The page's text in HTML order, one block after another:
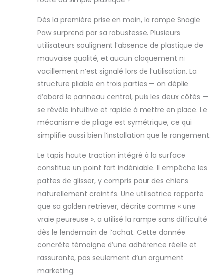
rampes de
Sécurité : la
surface du tapis
offre une bonne
adhérence sur
l'escalier de votre
chien et empêche
votre chien de
glisser et de se
blesser. En outre,
cette rampe de
voiture est
équipée d'un
mousqueton de
sécurité qui se
trouve sur le siège
arrière de la
voiture, des pieds
pour maintenir la
rampe en place
et des côtés
doublement
renforcés de la
Dès la première prise en main, la rampe Snagle
Paw surprend par sa robustesse. Plusieurs
utilisateurs soulignent l’absence de plastique de
mauvaise qualité, et aucun claquement ni
vacillement n’est signalé lors de l’utilisation. La
structure pliable en trois parties — on déplie
d’abord le panneau central, puis les deux côtés —
se révèle intuitive et rapide à mettre en place. Le
mécanisme de pliage est symétrique, ce qui
simplifie aussi bien l’installation que le rangement.
Le tapis haute traction intégré à la surface
constitue un point fort indéniable. Il empêche les
pattes de glisser, y compris pour des chiens
naturellement craintifs. Une utilisatrice rapporte
que sa golden retriever, décrite comme « une
vraie peureuse », a utilisé la rampe sans difficulté
dès le lendemain de l’achat. Cette donnée
concrète témoigne d’une adhérence réelle et
rassurante, pas seulement d’un argument
marketing.